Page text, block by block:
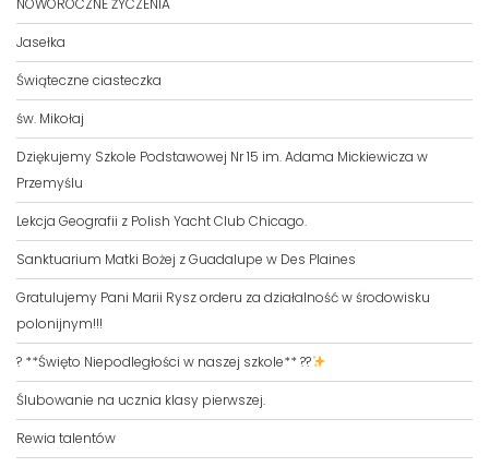
Jasełka
Świąteczne ciasteczka
św. Mikołaj
Dziękujemy Szkole Podstawowej Nr 15 im. Adama Mickiewicza w
Przemyślu
Lekcja Geografii z Polish Yacht Club Chicago.
Sanktuarium Matki Bożej z Guadalupe w Des Plaines
Gratulujemy Pani Marii Rysz orderu za działalność w środowisku
polonijnym!!!
? **Święto Niepodległości w naszej szkole** ??
Ślubowanie na ucznia klasy pierwszej.
Rewia talentów